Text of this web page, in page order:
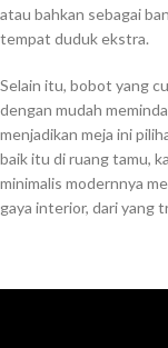
atau bahkan sebagai
tempat duduk ekstra.
Selain itu, bobot yang
dengan mudah
menjadikan meja ini
baik itu di ruang tamu,
minimalis modernnya
gaya interior, dari yang